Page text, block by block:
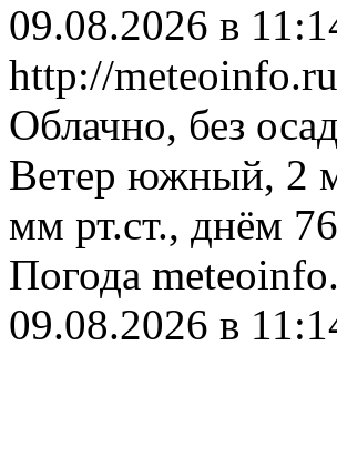
09.08.2026 в
http://
Облачно, без
Ветер южный, 2
мм рт.ст., днём
Погода
09.08.2026 в